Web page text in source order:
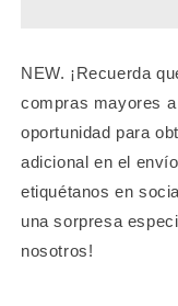
NEW. ¡Recuerda
compras mayores
oportunidad para
adicional en el
etiquétanos en
una sorpresa
nosotros!